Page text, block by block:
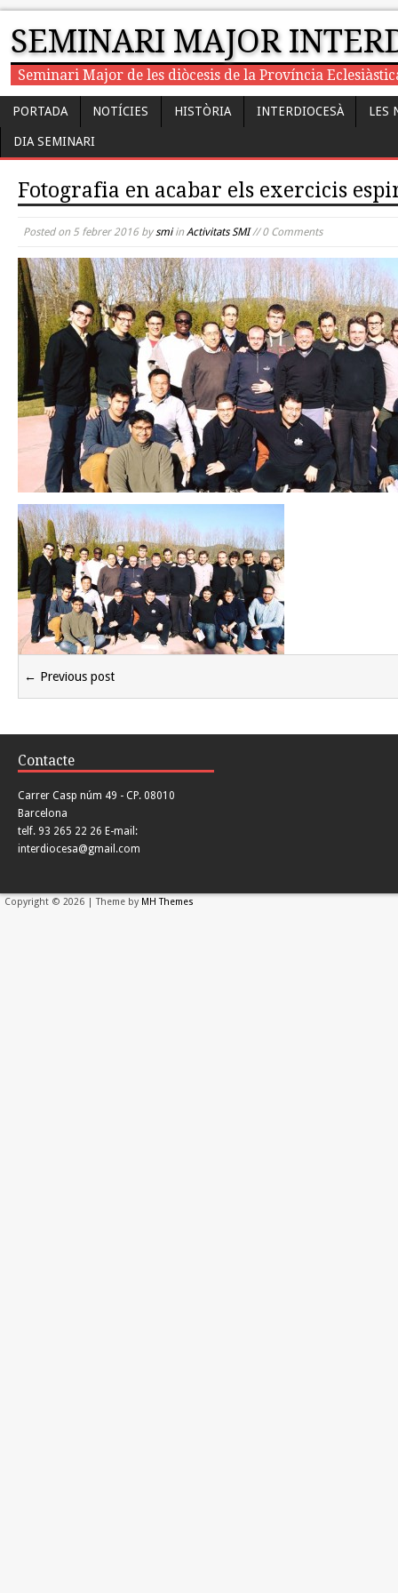
SEMINARI MAJOR
Seminari Major de les diòcesis de la Província
PORTADA NOTÍCIES HISTÒRIA INTERDIOCESÀ LES
DIA SEMINARI
Fotografia en acabar els exercicis
Posted on 5 febrer 2016bysmiin Activitats SMI// 0 Comments
← Previous post
Contacte
Carrer Casp núm 49 - CP. 08010
Barcelona
telf. 93 265 22 26 E-mail:
interdiocesa@gmail.com
Copyright © 2026 | Theme by MH Themes